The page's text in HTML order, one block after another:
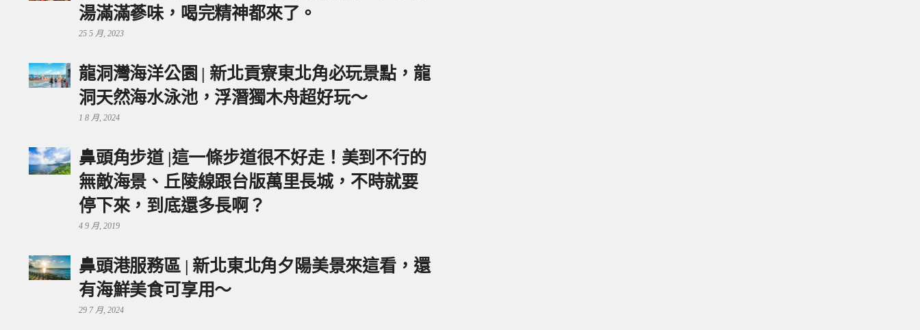
湯滿滿蔘味，喝完精神都來了。
25 5 月, 2023
龍洞灣海洋公園 | 新北貢寮東北角必玩景點，龍
洞天然海水泳池，浮潛獨木舟超好玩～
1 8 月, 2024
鼻頭角步道 |這一條步道很不好走！美到不行的
無敵海景、丘陵線跟台版萬里長城，不時就要
停下來，到底還多長啊？
4 9 月, 2019
鼻頭港服務區 | 新北東北角夕陽美景來這看，還
有海鮮美食可享用～
29 7 月, 2024